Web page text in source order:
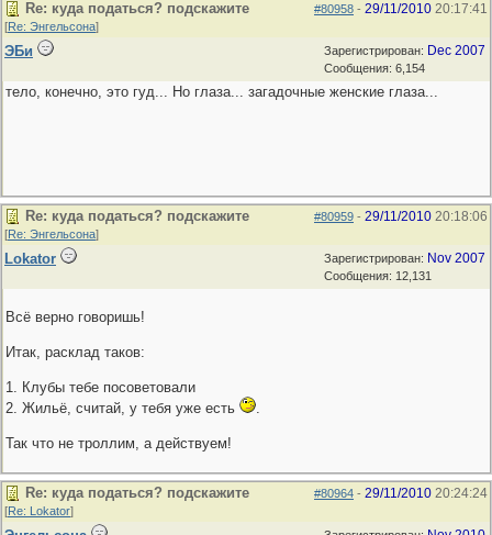
#80958 - 29/11/2010 20:17:41
Re: куда податься? подскажите
[Re: Энгельсона]
Зарегистрирован: Dec 2007
Сообщения: 6,154
ЭБи
тело, конечно, это гуд... Но глаза... загадочные женские глаза...
#80959 - 29/11/2010 20:18:06
Re: куда податься? подскажите
[Re: Энгельсона]
Зарегистрирован: Nov 2007
Сообщения: 12,131
Lokator
Всё верно говоришь!
Итак, расклад таков:
1. Клубы тебе посоветовали
2. Жильё, считай, у тебя уже есть
.
Так что не троллим, а действуем!
#80964 - 29/11/2010 20:24:24
Re: куда податься? подскажите
[Re: Lokator]